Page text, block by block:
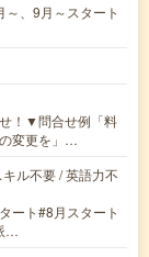
、9月～スタート
！▼問合せ例「料
変更を」…
ル不要 / 英語力不
ート#8月スタート
…